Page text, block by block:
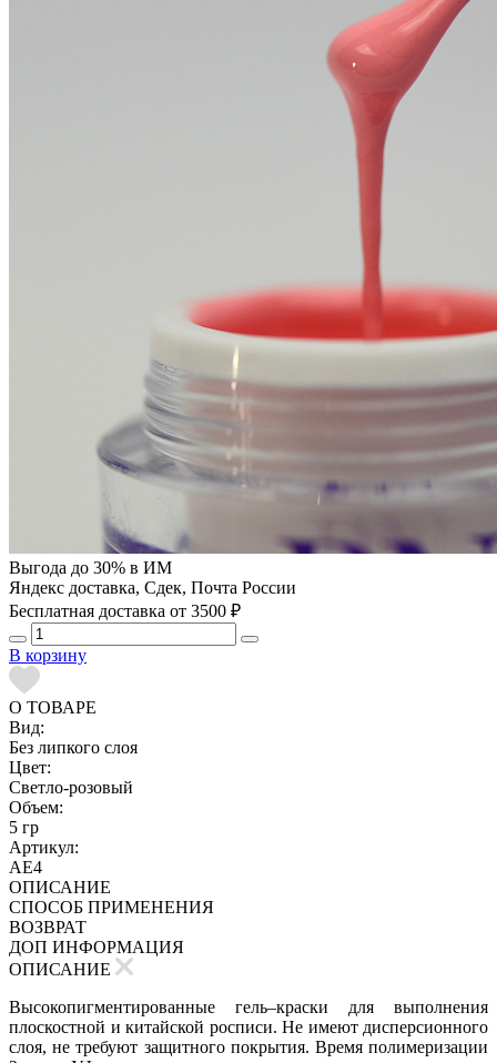
Выгода до 30% в ИМ
Яндекс доставка, Сдек, Почта России
Бесплатная доставка от 3500 ₽
В корзину
О ТОВАРЕ
Вид:
Без липкого слоя
Цвет:
Светло-розовый
Объем:
5 гр
Артикул:
AE4
ОПИСАНИЕ
СПОСОБ ПРИМЕНЕНИЯ
ВОЗВРАТ
ДОП ИНФОРМАЦИЯ
ОПИСАНИЕ
Высокопигментированные гель–краски для выполнения
плоскостной и китайской росписи. Не имеют дисперсионного
слоя, не требуют защитного покрытия. Время полимеризации